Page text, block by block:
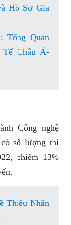
Hồ Sơ Gia
Tổng Quan
Châu Á-
Công nghệ
số lượng thí
chiếm 13%
Thiếu Nhân